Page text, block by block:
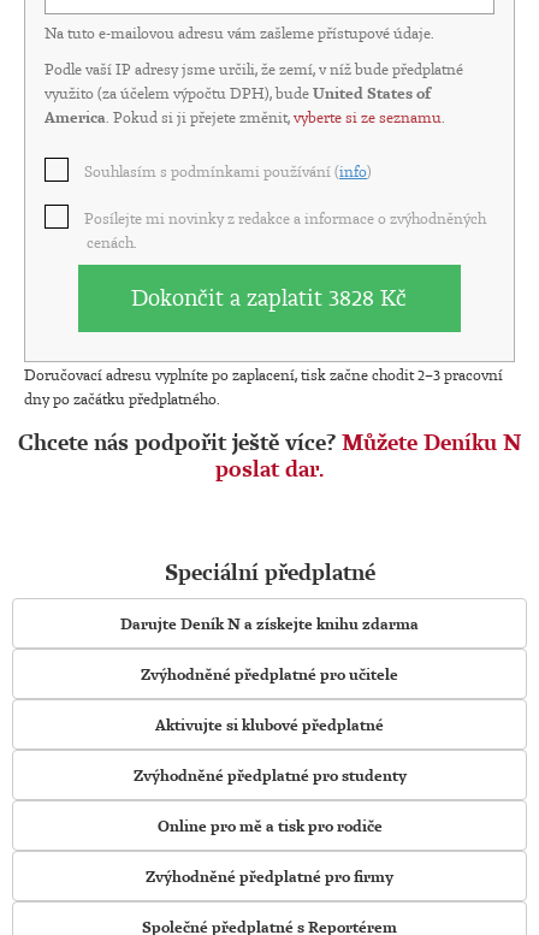
Na tuto e-mailovou adresu vám zašleme přístupové údaje.
Podle vaší IP adresy jsme určili, že zemí, v níž bude předplatné
využito (za účelem výpočtu DPH), budeUnited States of
America. Pokud si ji přejete změnit,vyberte si ze seznamu.
Souhlasím s podmínkami používání (info)
Posílejte mi novinky z redakce a informace o zvýhodněných
cenách.
Dokončit a zaplatit3828 Kč
Doručovací adresu vyplníte po zaplacení, tisk začne chodit 2–3 pracovní
dny po začátku předplatného.
Chcete nás podpořit ještě více? Můžete Deníku N
poslat dar.
Speciální předplatné
Darujte Deník N a získejte knihu zdarma
Zvýhodněné předplatné pro učitele
Aktivujte si klubové předplatné
Zvýhodněné předplatné pro studenty
Online pro mě a tisk pro rodiče
Zvýhodněné předplatné pro firmy
Společné předplatné s Reportérem